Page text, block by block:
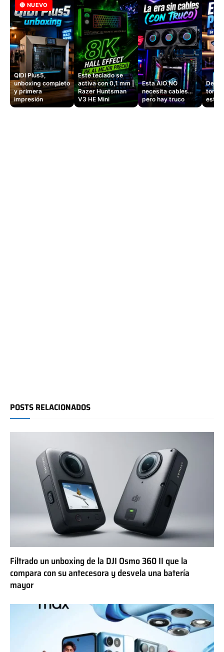
🔴 NUEVO
QIDI Plus5,
unboxing completo
y primera
impresión
Este teclado se
activa con 0,1 mm |
Razer Huntsman
V3 HE Mini
Esta AIO NO
necesita cables…
pero hay truco
Dejé
este
POSTS RELACIONADOS
Filtrado un unboxing de la DJI Osmo 360 II que la
compara con su antecesora y desvela una batería
mayor